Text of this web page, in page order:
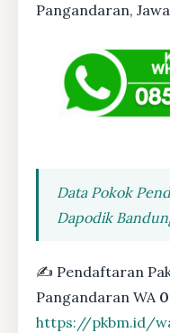
Pangandaran,
Data Pokok
Dapodik
✍ Pendaftaran
Pangandaran WA
https://pkbm.id/